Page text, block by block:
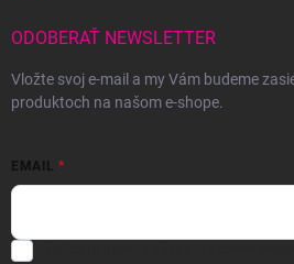
ODOBERAŤ NEWSLETTER
Vložte svoj e-mail a my Vám budeme
produktoch na našom e-shope.
EMAIL